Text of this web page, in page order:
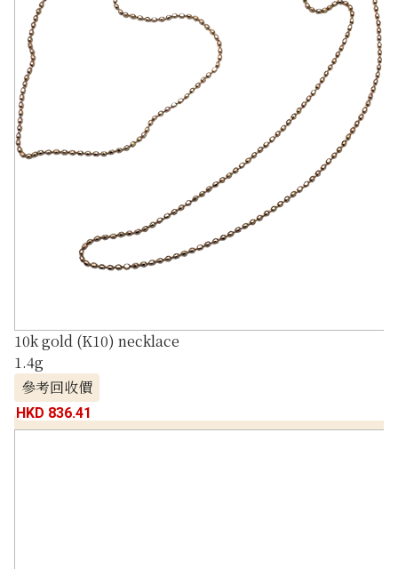
10k gold (K10) necklace
1.4g
參考回收價
HKD 836.41